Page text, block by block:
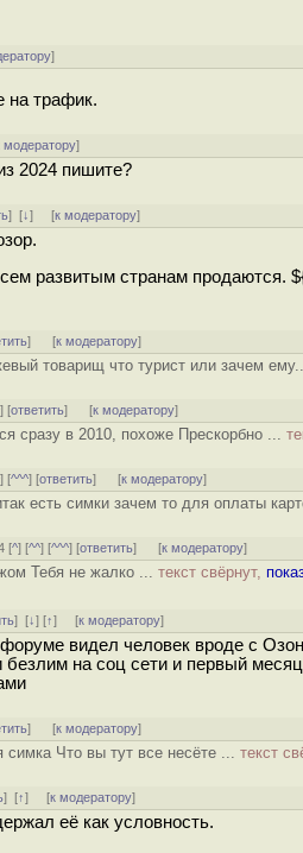
]
на трафик.
модератору]
2024 пишите?
][↓] [к модератору]
развитым странам продаются.
] [к модератору]
товарищ что турист или зачем
] [ответить] [к модератору]
сразу в 2010, похоже Прескорбно ...
] [^^^] [ответить] [к модератору]
есть симки зачем то для оплаты
[^] [^^] [^^^] [ответить] [к модератору]
Тебя не жалко ... текст свёрнут,
][↓] [↑] [к модератору]
видел человек вроде с
на соц сети и первый
] [к модератору]
Что вы тут все несёте ... текст
][↑] [к модератору]
её как условность.